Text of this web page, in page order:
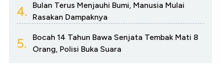
4.
Bulan Terus Menjauhi Bumi, Manusia Mulai
Rasakan Dampaknya
5.
Bocah 14 Tahun Bawa Senjata Tembak Mati 8
Orang, Polisi Buka Suara